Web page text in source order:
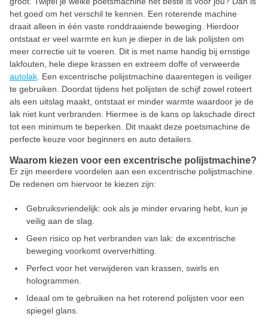
het goed om het verschil te kennen. Een roterende machine
draait alleen in één vaste ronddraaiende beweging. Hierdoor
ontstaat er veel warmte en kun je dieper in de lak polijsten om
meer correctie uit te voeren. Dit is met name handig bij ernstige
lakfouten, hele diepe krassen en extreem doffe of verweerde
autolak . Een excentrische polijstmachine daarentegen is veiliger
te gebruiken. Doordat tijdens het polijsten de schijf zowel roteert
als een uitslag maakt, ontstaat er minder warmte waardoor je de
lak niet kunt verbranden. Hiermee is de kans op lakschade direct
tot een minimum te beperken. Dit maakt deze poetsmachine de
perfecte keuze voor beginners en auto detailers.
Waarom kiezen voor een excentrische polijstmachine?
Er zijn meerdere voordelen aan een excentrische polijstmachine.
De redenen om hiervoor te kiezen zijn:
Gebruiksvriendelijk: ook als je minder ervaring hebt, kun je
veilig aan de slag.
Geen risico op het verbranden van lak: de excentrische
beweging voorkomt oververhitting.
Perfect voor het verwijderen van krassen, swirls en
hologrammen.
Ideaal om te gebruiken na het roterend polijsten voor een
spiegel glans.